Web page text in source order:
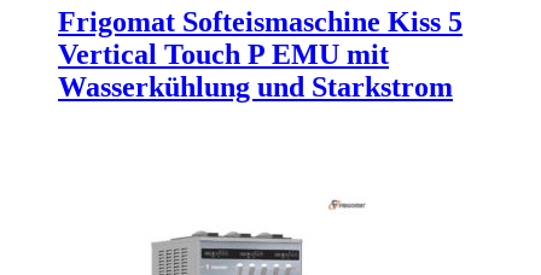
Frigomat Softeismaschine Kiss 5
Vertical Touch P EMU mit
Wasserkühlung und Starkstrom